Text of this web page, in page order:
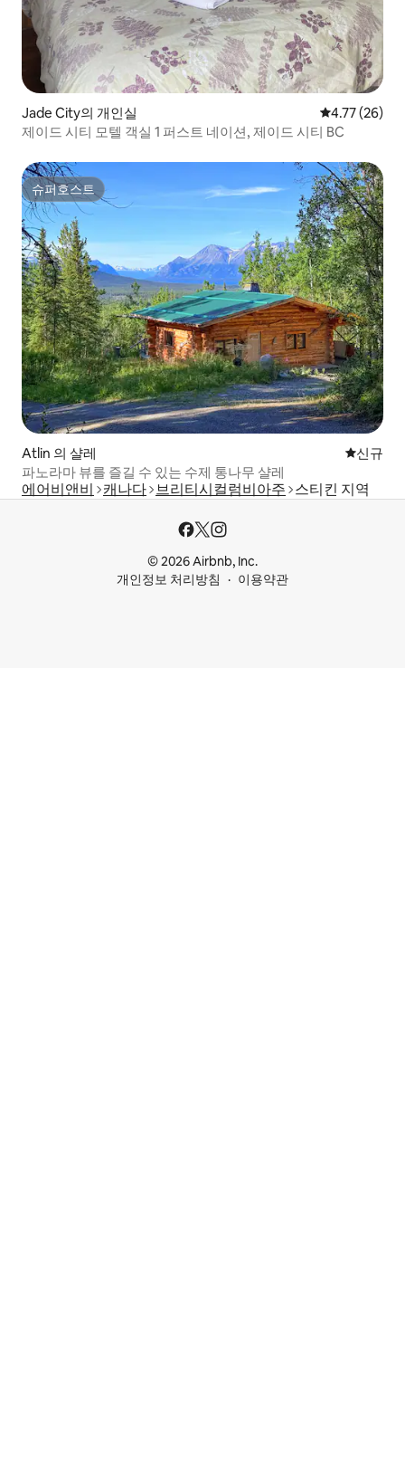
Jade City의 개인실 평점 4.77점
4.77 (26)
제이드 시티 모텔 객실 1 퍼스트 네이션, 제이드 시티 BC
슈퍼호스트
슈퍼호스트
Atlin 의 샬레 신규 숙소
신규
파노라마 뷰를 즐길 수 있는 수제 통나무 샬레
에어비앤비 캐나다 브리티시컬럼비아주 스티킨 지역
© 2026 Airbnb, Inc.
개인정보 처리방침
이용약관